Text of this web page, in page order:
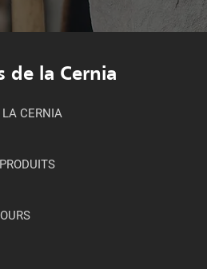
de la Cernia
LA CERNIA